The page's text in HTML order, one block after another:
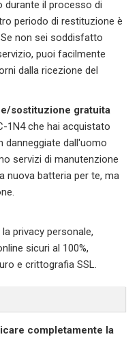
durante il processo di
periodo di restituzione è
non sei soddisfatto
puoi facilmente
dalla ricezione del
sostituzione gratuita
1N4 che hai acquistato
danneggiate dall'uomo
servizi di manutenzione
nuova batteria per te, ma
privacy personale,
sicuri al 100%,
e crittografia SSL.
completamente la